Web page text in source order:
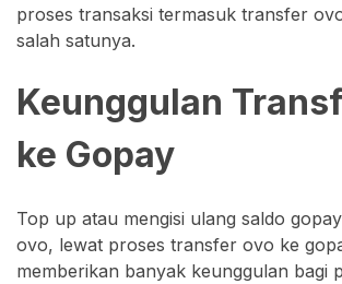
proses transaksi termasuk transfer
salah satunya.
Keunggulan
ke Gopay
Top up atau mengisi ulang saldo
ovo, lewat proses transfer ovo ke
memberikan banyak keunggulan bagi